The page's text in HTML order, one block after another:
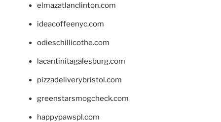
elmazatlanclinton.com
ideacoffeenyc.com
odieschillicothe.com
lacantinitagalesburg.com
pizzadeliverybristol.com
greenstarsmogcheck.com
happypawspl.com